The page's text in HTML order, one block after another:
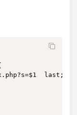
last;